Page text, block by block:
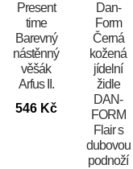
Present
time
Barevný
nástěnný
věšák
Arfus II.
546 Kč
​​​​​Dan-
Form
Černá
kožená
jídelní
židle
DAN-
FORM
Flair s
dubovou
podnoží